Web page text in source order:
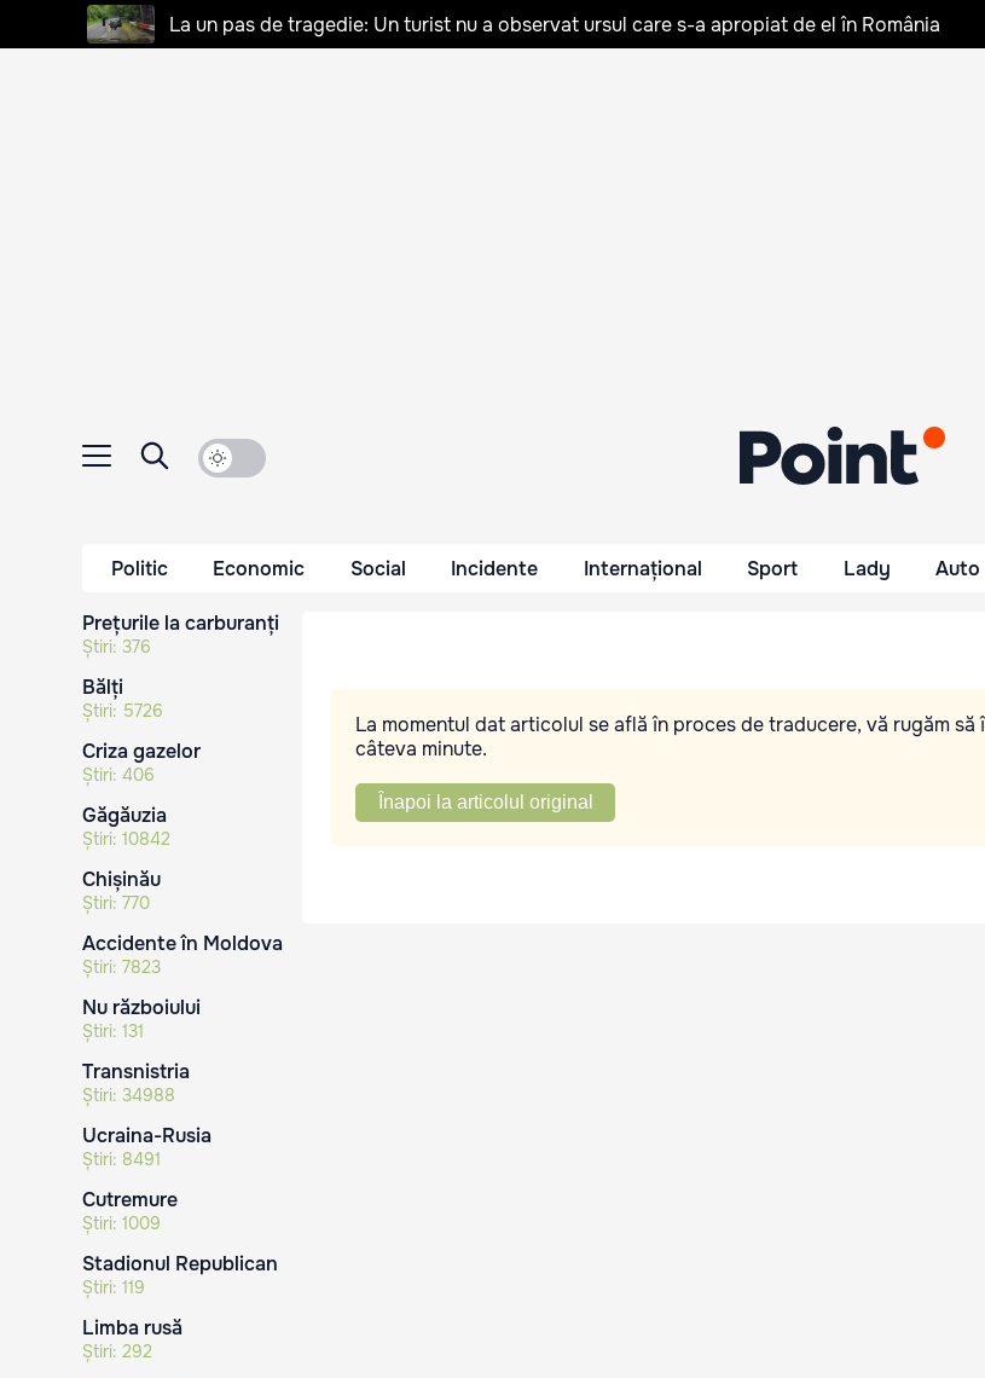
La un pas de tragedie: Un turist nu a observat ursul care s-a apropiat de el în România
Politic Economic Social Incidente Internațional Sport Lady Auto
Prețurile la carburanți
Știri: 376
Bălți
Știri: 5726
Criza gazelor
Știri: 406
Găgăuzia
Știri: 10842
Chișinău
Știri: 770
Accidente în Moldova
Știri: 7823
Nu războiului
Știri: 131
Transnistria
Știri: 34988
Ucraina-Rusia
Știri: 8491
Cutremure
Știri: 1009
Stadionul Republican
Știri: 119
Limba rusă
Știri: 292
La momentul dat articolul se află în proces de traducere, vă rugăm să
câteva minute.
Înapoi la articolul original